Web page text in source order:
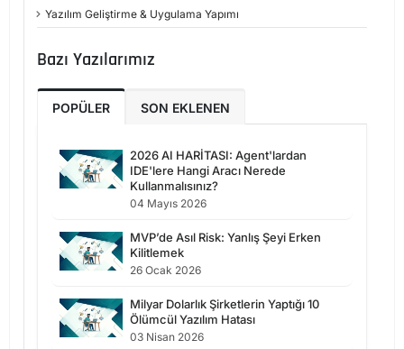
Yazılım Geliştirme & Uygulama Yapımı
Bazı Yazılarımız
POPÜLER SON EKLENEN
2026 AI HARİTASI: Agent'lardan
IDE'lere Hangi Aracı Nerede
Kullanmalısınız?
04 Mayıs 2026
MVP’de Asıl Risk: Yanlış Şeyi Erken
Kilitlemek
26 Ocak 2026
Milyar Dolarlık Şirketlerin Yaptığı 10
Ölümcül Yazılım Hatası
03 Nisan 2026